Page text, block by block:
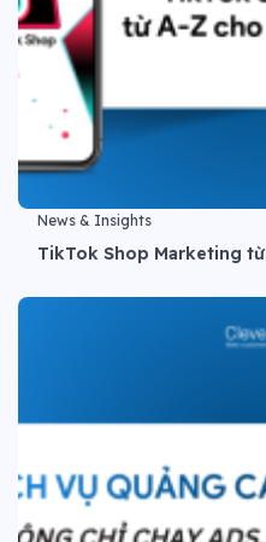
News & Insights
TikTok Shop Marketing